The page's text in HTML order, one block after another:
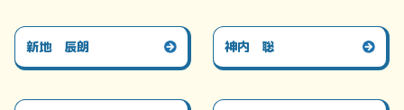
新地 辰朗 神内 聡